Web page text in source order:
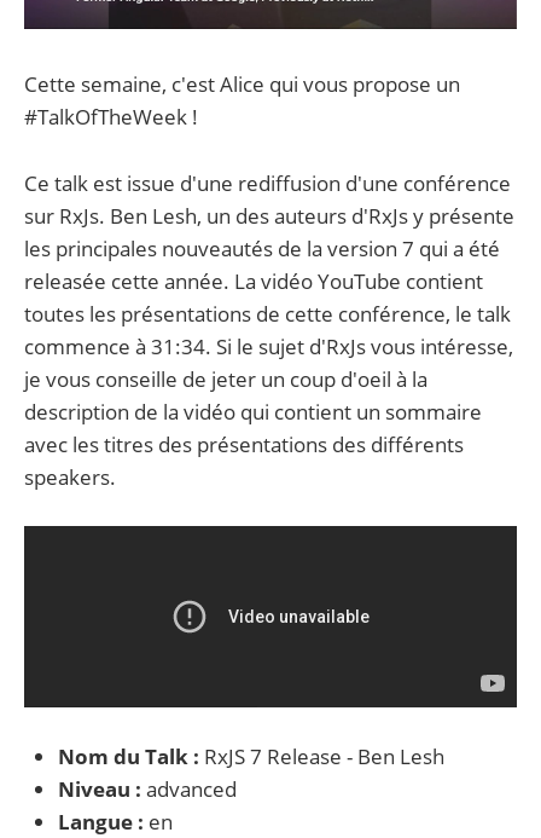
Cette semaine, c'est Alice qui vous propose un
#TalkOfTheWeek !
Ce talk est issue d'une rediffusion d'une conférence
sur RxJs. Ben Lesh, un des auteurs d'RxJs y présente
les principales nouveautés de la version 7 qui a été
releasée cette année. La vidéo YouTube contient
toutes les présentations de cette conférence, le talk
commence à 31:34. Si le sujet d'RxJs vous intéresse,
je vous conseille de jeter un coup d'oeil à la
description de la vidéo qui contient un sommaire
avec les titres des présentations des différents
speakers.
Nom du Talk : RxJS 7 Release - Ben Lesh
Niveau : advanced
Langue : en